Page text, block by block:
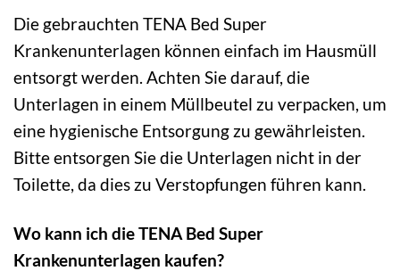
Die gebrauchten TENA Bed Super
Krankenunterlagen können einfach im Hausmüll
entsorgt werden. Achten Sie darauf, die
Unterlagen in einem Müllbeutel zu verpacken, um
eine hygienische Entsorgung zu gewährleisten.
Bitte entsorgen Sie die Unterlagen nicht in der
Toilette, da dies zu Verstopfungen führen kann.
Wo kann ich die TENA Bed Super
Krankenunterlagen kaufen?